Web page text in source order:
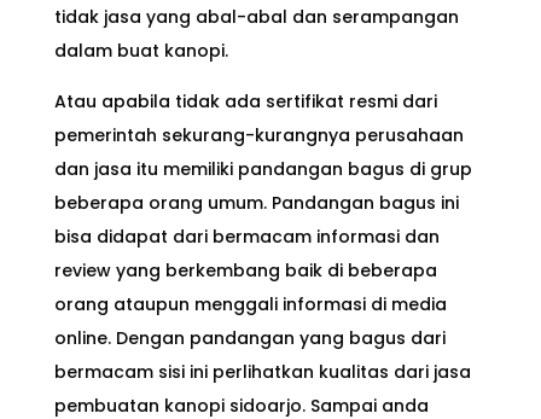
tidak jasa yang abal-abal dan serampangan
dalam buat kanopi.
Atau apabila tidak ada sertifikat resmi dari
pemerintah sekurang-kurangnya perusahaan
dan jasa itu memiliki pandangan bagus di grup
beberapa orang umum. Pandangan bagus ini
bisa didapat dari bermacam informasi dan
review yang berkembang baik di beberapa
orang ataupun menggali informasi di media
online. Dengan pandangan yang bagus dari
bermacam sisi ini perlihatkan kualitas dari jasa
pembuatan kanopi sidoarjo. Sampai anda